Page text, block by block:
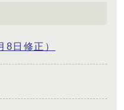
8日修正）